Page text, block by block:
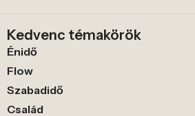
Kedvenc témakörök
Énidő
Flow
Szabadidő
Család